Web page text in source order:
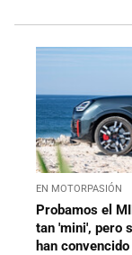
EN MOTORPASIÓN
Probamos el
tan 'mini', pero
han convencido